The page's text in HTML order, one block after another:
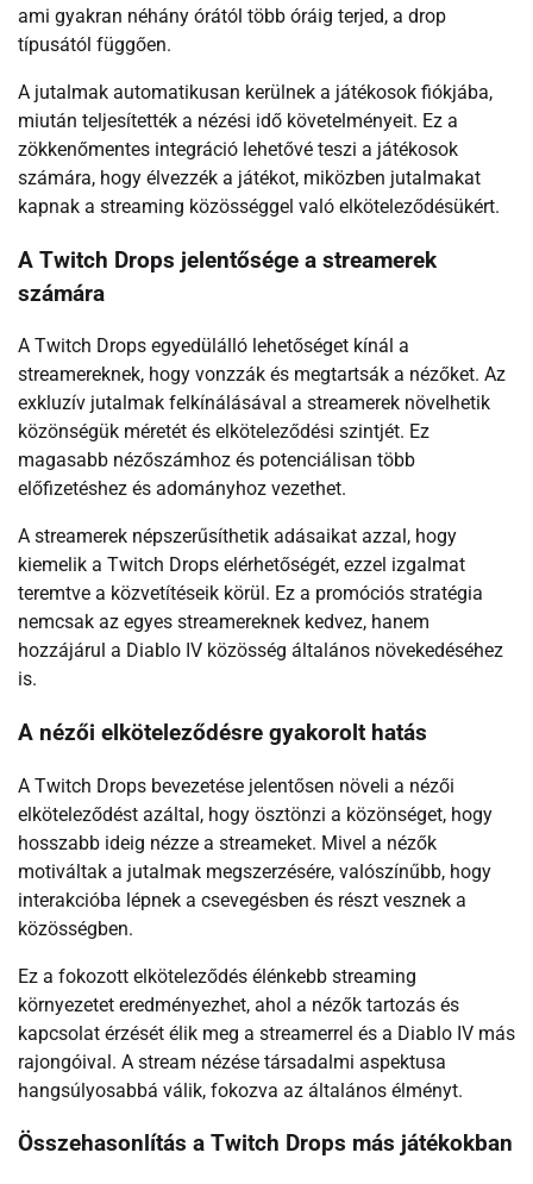
ami gyakran néhány órától több óráig terjed, a drop
típusától függően.
A jutalmak automatikusan kerülnek a játékosok fiókjába,
miután teljesítették a nézési idő követelményeit. Ez a
zökkenőmentes integráció lehetővé teszi a játékosok
számára, hogy élvezzék a játékot, miközben jutalmakat
kapnak a streaming közösséggel való elköteleződésükért.
A Twitch Drops jelentősége a streamerek
számára
A Twitch Drops egyedülálló lehetőséget kínál a
streamereknek, hogy vonzzák és megtartsák a nézőket. Az
exkluzív jutalmak felkínálásával a streamerek növelhetik
közönségük méretét és elköteleződési szintjét. Ez
magasabb nézőszámhoz és potenciálisan több
előfizetéshez és adományhoz vezethet.
A streamerek népszerűsíthetik adásaikat azzal, hogy
kiemelik a Twitch Drops elérhetőségét, ezzel izgalmat
teremtve a közvetítéseik körül. Ez a promóciós stratégia
nemcsak az egyes streamereknek kedvez, hanem
hozzájárul a Diablo IV közösség általános növekedéséhez
is.
A nézői elköteleződésre gyakorolt hatás
A Twitch Drops bevezetése jelentősen növeli a nézői
elköteleződést azáltal, hogy ösztönzi a közönséget, hogy
hosszabb ideig nézze a streameket. Mivel a nézők
motiváltak a jutalmak megszerzésére, valószínűbb, hogy
interakcióba lépnek a csevegésben és részt vesznek a
közösségben.
Ez a fokozott elköteleződés élénkebb streaming
környezetet eredményezhet, ahol a nézők tartozás és
kapcsolat érzését élik meg a streamerrel és a Diablo IV más
rajongóival. A stream nézése társadalmi aspektusa
hangsúlyosabbá válik, fokozva az általános élményt.
Összehasonlítás a Twitch Drops más játékokban